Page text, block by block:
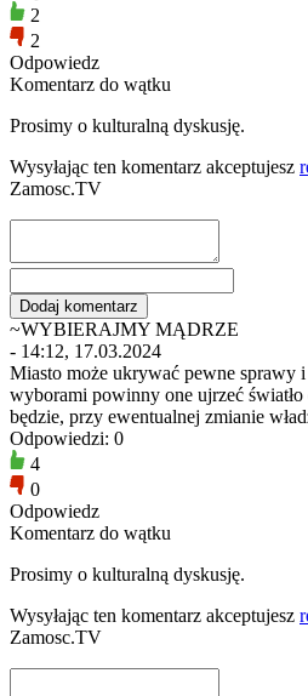
2
2
Odpowiedz
Komentarz do wątku
Prosimy o kulturalną dyskusję.
Wysyłając ten komentarz akceptujesz
Zamosc.TV
~WYBIERAJMY MĄDRZE
- 14:12, 17.03.2024
Miasto może ukrywać pewne sprawy
wyborami powinny one ujrzeć
będzie, przy ewentualnej zmianie
Odpowiedzi: 0
4
0
Odpowiedz
Komentarz do wątku
Prosimy o kulturalną dyskusję.
Wysyłając ten komentarz akceptujesz
Zamosc.TV